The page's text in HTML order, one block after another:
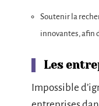
Soutenir la
innovantes, afin
Les
Impossible